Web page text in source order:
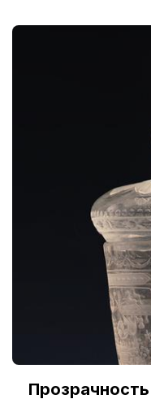
Прозрачность